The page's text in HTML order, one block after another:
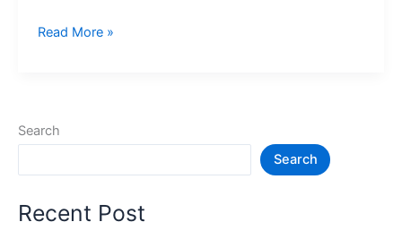
15+
जगह
Places
Read More »
Search
Search
Recent Post